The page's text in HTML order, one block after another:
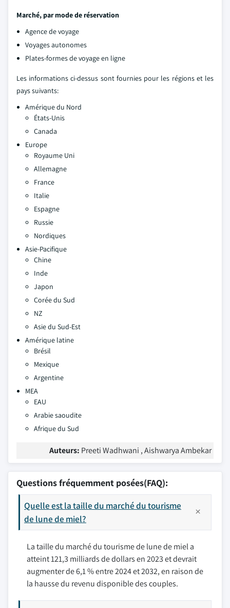
Marché, par mode de réservation
Agence de voyage
Voyages autonomes
Plates-formes de voyage en ligne
Les informations ci-dessus sont fournies pour les régions et les
pays suivants:
Amérique du Nord
États-Unis
Canada
Europe
Royaume Uni
Allemagne
France
Italie
Espagne
Russie
Nordiques
Asie-Pacifique
Chine
Inde
Japon
Corée du Sud
NZ
Asie du Sud-Est
Amérique latine
Brésil
Mexique
Argentine
MEA
EAU
Arabie saoudite
Afrique du Sud
Auteurs: Preeti Wadhwani , Aishwarya Ambekar
Questions fréquemment posées(FAQ):
Quelle est la taille du marché du tourisme
de lune de miel?
La taille du marché du tourisme de lune de miel a
atteint 121,3 milliards de dollars en 2023 et devrait
augmenter de 6,1 % entre 2024 et 2032, en raison de
la hausse du revenu disponible des couples.